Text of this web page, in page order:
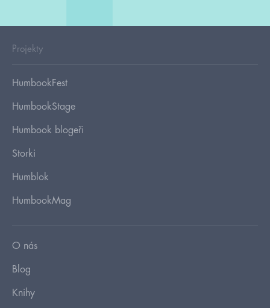
Projekty
HumbookFest
HumbookStage
Humbook blogeři
Storki
Humblok
HumbookMag
O nás
Blog
Knihy